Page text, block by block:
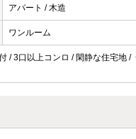
アパート / 木造
ワンルーム
/ 3口以上コンロ / 閑静な住宅地 /